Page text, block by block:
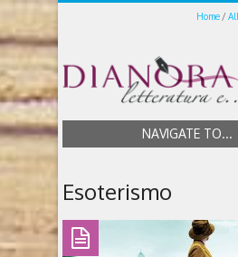
Home
NAVIGATE TO...
Esoterismo